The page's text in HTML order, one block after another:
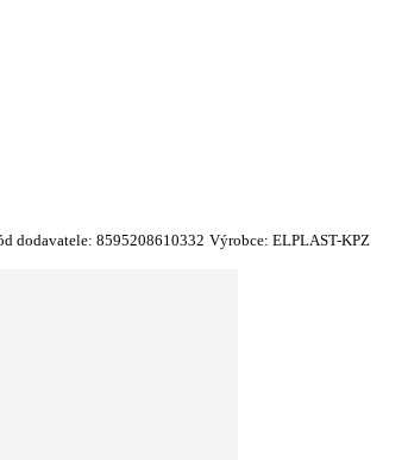
dodavatele: 8595208610332 Výrobce: ELPLAST-KPZ